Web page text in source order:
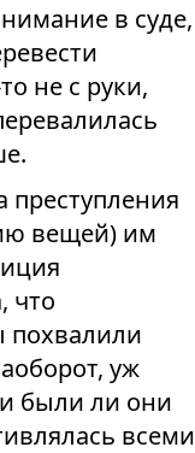
в суде,
не с руки,
преступления
вещей) им
что
похвалили
уж
были ли они
всеми